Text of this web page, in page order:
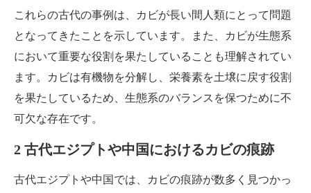
これらの古代の事例は、カビが長い間人類にとって問題
となってきたことを示しています。また、カビが生態系
において重要な役割を果たしていることも理解されてい
ます。カビは有機物を分解し、栄養素を土壌に戻す役割
を果たしているため、生態系のバランスを保つために不
可欠な存在です。
2 古代エジプトや中国におけるカビの痕跡
古代エジプトや中国では、カビの痕跡が数多く見つかっ